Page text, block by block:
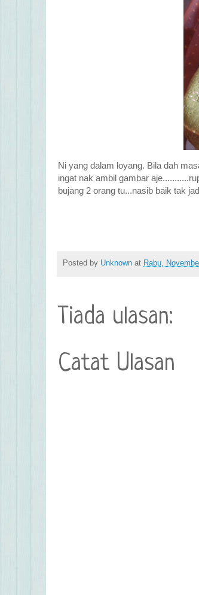
Ni yang dalam loyang. Bila dah
ingat nak ambil gambar
bujang 2 orang tu...nasib baik tak
Posted by Unknown at Rabu,
Tiada ulasan:
Catat Ulasan